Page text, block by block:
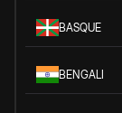
BASQUE
BENGALI